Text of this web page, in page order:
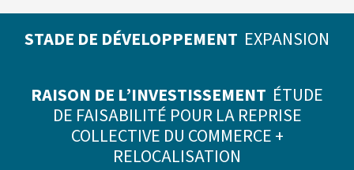
STADE DE DÉVELOPPEMENT EXPANSION
RAISON DE L’INVESTISSEMENT ÉTUDE
DE FAISABILITÉ POUR LA REPRISE
COLLECTIVE DU COMMERCE +
RELOCALISATION